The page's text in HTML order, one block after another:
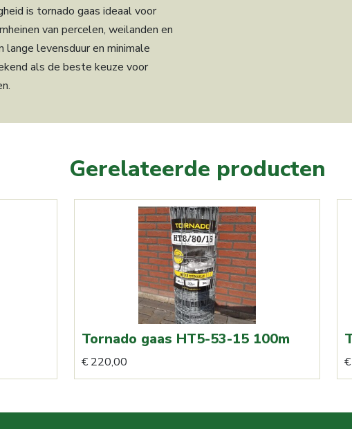
is tornado gaas ideaal voor
van percelen, weilanden en
levensduur en minimale
als de beste keuze voor
Gerelateerde producten
Tornado gaas HT5-53-15 100m
€ 220,00 €